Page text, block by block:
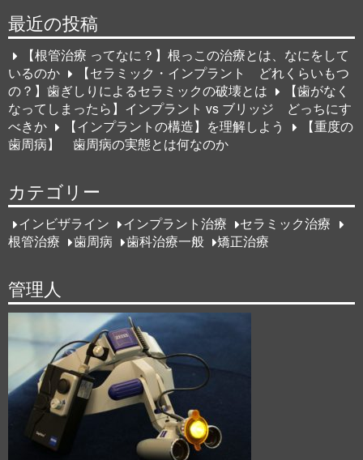
最近の投稿
【根管治療 ってなに？】根っこの治療とは、なにをして
いるのか
【セラミック・インプラント どれくらいもつ
の？】歯ぎしりによるセラミックの破壊とは
【歯がなく
なってしまったら】インプラント vs ブリッジ どっちにす
べきか
【インプラントの構造】を理解しよう
【重度の
歯周病】 歯周病の実態とは何なのか
カテゴリー
インビザライン インプラント治療
セラミック治療
根管治療
歯周病 歯科治療一般 矯正治療
管理人